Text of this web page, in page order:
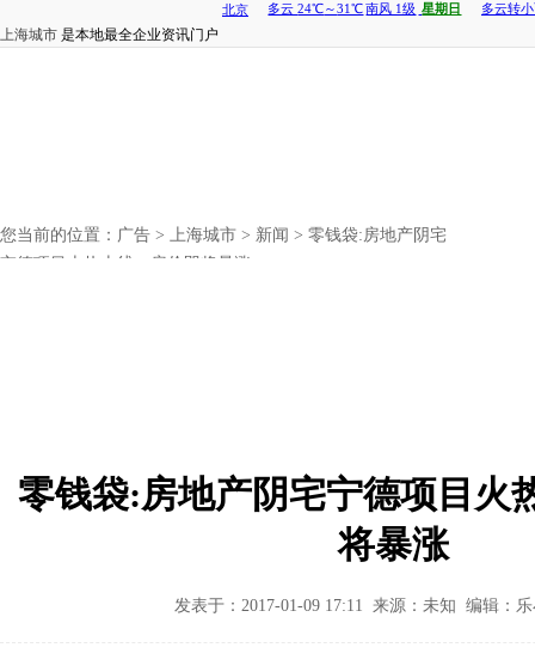
上海城市 是本地最全企业资讯门户
您当前的位置： 广告 > 上海城市 > 新闻 > 零钱袋:房地产阴宅
宁德项目火热上线，房价即将暴涨
零钱袋:房地产阴宅宁德项目火
将暴涨
发表于：2017-01-09 17:11 来源：未知 编辑：